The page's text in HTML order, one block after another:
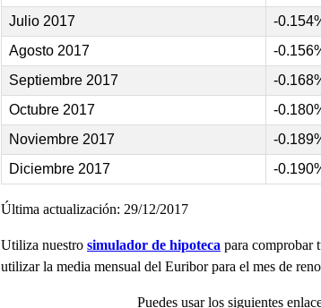
Julio 2017
-
Agosto 2017
-
Septiembre 2017
-
Octubre 2017
-
Noviembre 2017
-
Diciembre 2017
-
Última actualización: 29/12/2017
Utiliza nuestro simulador de hipoteca para comprobar
utilizar la media mensual del Euribor para el mes de
Puedes usar los siguientes